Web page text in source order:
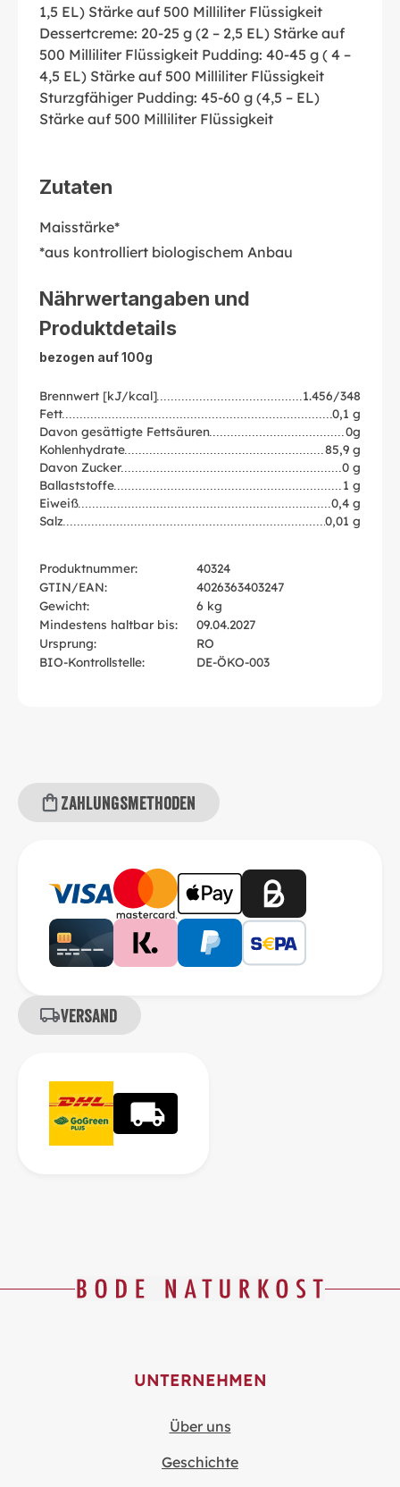
1,5 EL) Stärke auf 500 Milliliter Flüssigkeit
Dessertcreme: 20-25 g (2 – 2,5 EL) Stärke auf
500 Milliliter Flüssigkeit Pudding: 40-45 g ( 4 –
4,5 EL) Stärke auf 500 Milliliter Flüssigkeit
Sturzgfähiger Pudding: 45-60 g (4,5 – EL)
Stärke auf 500 Milliliter Flüssigkeit
Zutaten
Maisstärke*
*aus kontrolliert biologischem Anbau
Nährwertangaben und
Produktdetails
bezogen auf 100g
Brennwert [kJ/kcal]
1.456/348
Fett
0,1 g
Davon gesättigte Fettsäuren
0g
Kohlenhydrate
85,9 g
Davon Zucker
0 g
Ballaststoffe
1 g
Eiweiß
0,4 g
Salz
0,01 g
Produktnummer:
40324
GTIN/EAN:
4026363403247
Gewicht:
6 kg
Mindestens haltbar bis:
09.04.2027
Ursprung:
RO
BIO-Kontrollstelle:
DE-ÖKO-003
Zahlungsmethoden
Versand
UNTERNEHMEN
Über uns
Geschichte